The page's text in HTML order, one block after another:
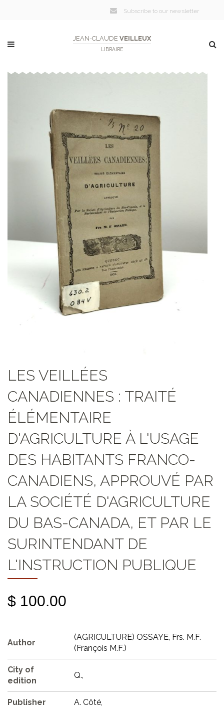
Subscribe to our newsletter
JEAN-CLAUDE VEILLEUX
LIBRAIRE
LES VEILLÉES
CANADIENNES : TRAITÉ
ÉLÉMENTAIRE
D'AGRICULTURE À L'USAGE
DES HABITANTS FRANCO-
CANADIENS, APPROUVÉ PAR
LA SOCIÉTÉ D'AGRICULTURE
DU BAS-CANADA, ET PAR LE
SURINTENDANT DE
L'INSTRUCTION PUBLIQUE
$ 100.00
Author
(AGRICULTURE) OSSAYE, Frs. M.F.
(François M.F.)
City of
edition
Q.,
Publisher A. Côté,